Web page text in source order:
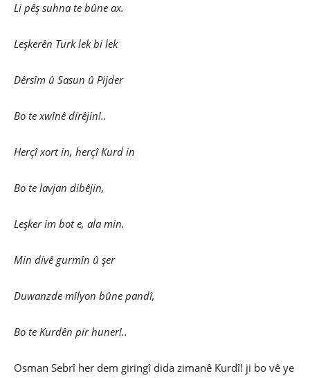
Li pêş suhna te bûne ax.
Leşkerên Turk lek bi lek
Dêrsîm û Sasun û Pijder
Bo te xwînê dirêjin!..
Herçî xort in, herçî Kurd in
Bo te lavjan dibêjin,
Leşker im bot e, ala min.
Min divê gurmîn û şer
Duwanzde mîlyon bûne pandî,
Bo te Kurdên pir huner!..
Osman Sebrî her dem giringî dida zimanê Kurdî! ji bo vê ye